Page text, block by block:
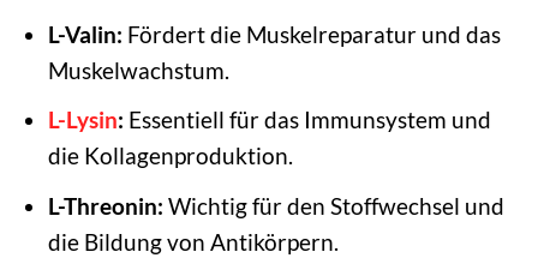
L-Valin: Fördert die Muskelreparatur und das
Muskelwachstum.
L-Lysin: Essentiell für das Immunsystem und
die Kollagenproduktion.
L-Threonin: Wichtig für den Stoffwechsel und
die Bildung von Antikörpern.